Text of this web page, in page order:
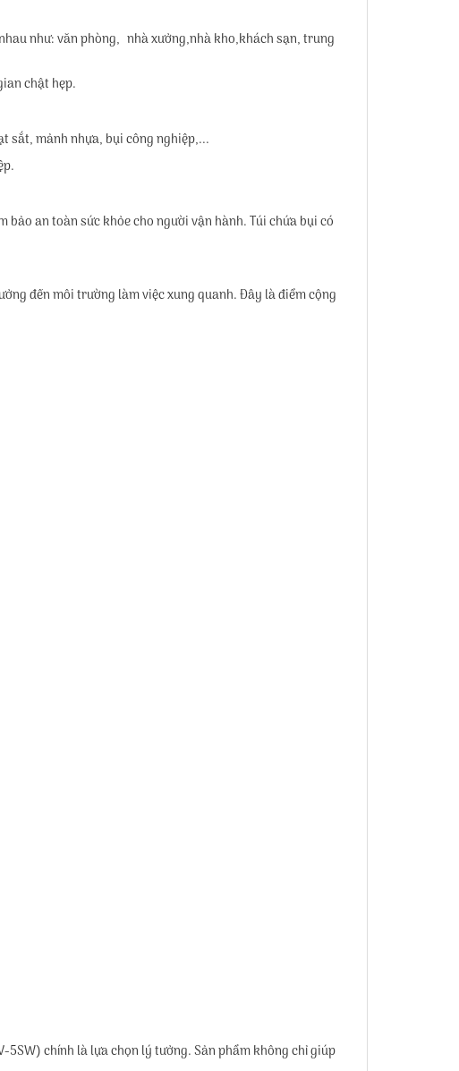
như: văn phòng, nhà xưởng,nhà kho,khách sạn, trung
chật hẹp.
sắt, mảnh nhựa, bụi công nghiệp,...
an toàn sức khỏe cho người vận hành. Túi chứa bụi có
đến môi trường làm việc xung quanh. Đây là điểm cộng
5SW) chính là lựa chọn lý tưởng. Sản phẩm không chỉ giúp